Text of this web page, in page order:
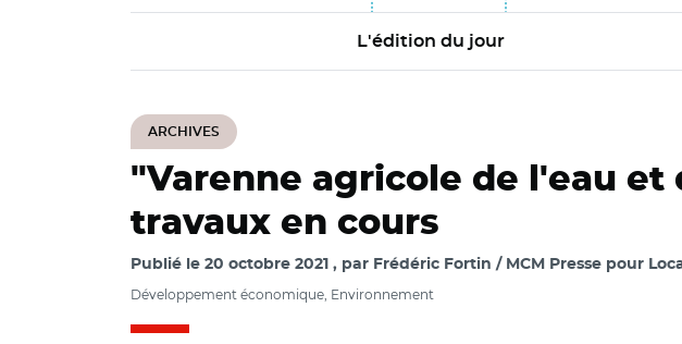
L'édition du jour
ARCHIVES
"Varenne agricole de l'eau
travaux en cours
Publié le 20 octobre 2021 par Frédéric Fortin / MCM Presse pour
Développement économique, Environnement